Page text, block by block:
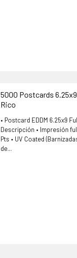
5000 Postcards
Rico
• Postcard EDDM 6.25x9
Descripción • Impresión
Pts • UV Coated
de...